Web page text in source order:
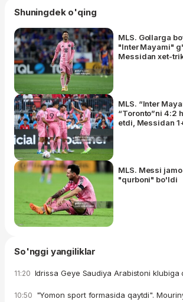
Shuningdek o'qing
MLS. Gollarga
"Inter Mayami"
Messidan xet-
MLS. “Inter
“Toronto”ni 4:2
etdi, Messidan
MLS. Messi
"qurboni" bo'ldi
So'nggi yangiliklar
11:20 Idrissa Geye Saudiya Arabistoni klubiga
10:50 "Yomon sport formasida qaytdi".